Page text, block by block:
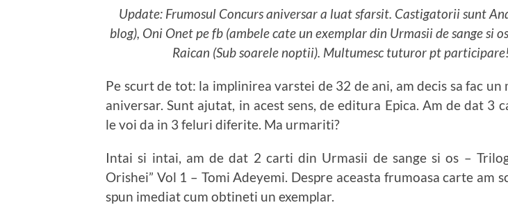
Update: Frumosul Concurs aniversar a luat sfarsit. Castigatorii sunt
blog), Oni Onet pe fb (ambele cate un exemplar din Urmasii de sange si
Raican (Sub soarele noptii). Multumesc tuturor pt participare!
Pe scurt de tot: la implinirea varstei de 32 de ani, am decis sa fac un
aniversar. Sunt ajutat, in acest sens, de editura Epica. Am de dat 3
le voi da in 3 feluri diferite. Ma urmariti?
Intai si intai, am de dat 2 carti din Urmasii de sange si os –
Orishei” Vol 1 – Tomi Adeyemi. Despre aceasta frumoasa carte am
spun imediat cum obtineti un exemplar.